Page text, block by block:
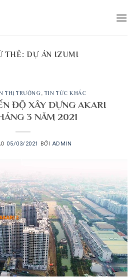
THẺ:DỰ ÁN IZUMI
THỊ TRƯỜNG, TIN TỨC KHÁC
ĐỘ XÂY DỰNG AKARI
3 NĂM 2021
05/03/2021 BỞI ADMIN